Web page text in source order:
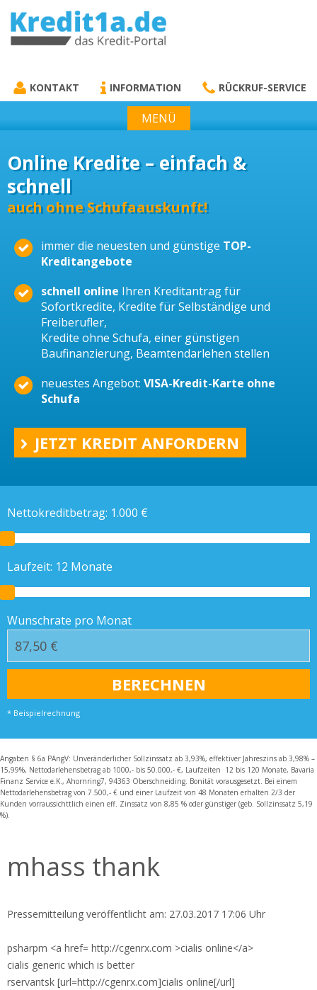
KREDIT1A.DE
KONTAKT INFORMATION RÜCKRUF-SERVICE
MENÜ
Online Kredite – einfach &
schnell
auch ohne Schufaauskunft!
immer die neuesten und günstige TOP-
Kreditangebote
schnell online Ihren Kreditantrag für
Sofortkredite, Kredite für Selbständige und
Freiberufler,
Kredite ohne Schufa, einer günstigen
Baufinanzierung, Beamtendarlehen stellen
neuestes Angebot: VISA-Kredit-Karte ohne
Schufa
JETZT KREDIT ANFORDERN
Nettokreditbetrag: 1.000 €
Laufzeit: 12 Monate
Wunschrate pro Monat
* Beispielrechnung
Angaben § 6a PAngV: Unveränderlicher Sollzinssatz ab 3,93%, effektiver Jahreszins ab 3,98% –
15,99%, Nettodarlehensbetrag ab 1000,- bis 50.000,- €, Laufzeiten 12 bis 120 Monate, Bavaria
Finanz Service e.K., Ahornring7, 94363 Oberschneiding. Bonität vorausgesetzt. Bei einem
Nettodarlehensbetrag von 7.500,- € und einer Laufzeit von 48 Monaten erhalten 2/3 der
Kunden vorraussichttlich einen eff. Zinssatz von 8,85 % oder günstiger (geb. Sollzinssatz 5,19
%).
mhass thank
Pressemitteilung veröffentlicht am: 27.03.2017 17:06 Uhr
psharpm <a href= http://cgenrx.com >cialis online</a>
cialis generic which is better
rservantsk [url=http://cgenrx.com]cialis online[/url]